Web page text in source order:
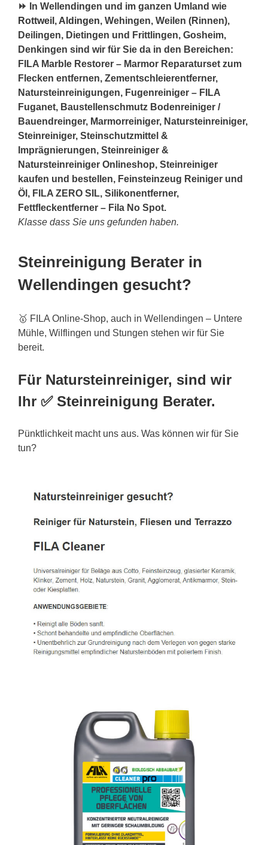
⏩ In Wellendingen und im ganzen Umland wie
Rottweil , Aldingen, Wehingen, Weilen (Rinnen),
Deilingen, Dietingen und Frittlingen, Gosheim,
Denkingen sind wir für Sie da in den Bereichen:
FILA Marble Restorer – Marmor Reparaturset zum
Flecken entfernen, Zementschleierentferner,
Natursteinreinigungen, Fugenreiniger – FILA
Fuganet, Baustellenschmutz Bodenreiniger /
Bauendreinger, Marmorreiniger, Natursteinreiniger,
Steinreiniger, Steinschutzmittel &
Imprägnierungen, Steinreiniger &
Natursteinreiniger Onlineshop, Steinreiniger
kaufen und bestellen, Feinsteinzeug Reiniger und
Öl, FILA ZERO SIL, Silikonentferner,
Fettfleckentferner – Fila No Spot.
Klasse dass Sie uns gefunden haben.
Steinreinigung Berater in
Wellendingen gesucht?
🥇 FILA Online-Shop, auch in Wellendingen – Untere
Mühle, Wilflingen und Stungen stehen wir für Sie
bereit.
Für Natursteinreiniger, sind wir
Ihr ✅ Steinreinigung Berater.
Pünktlichkeit macht uns aus. Was können wir für Sie
tun?